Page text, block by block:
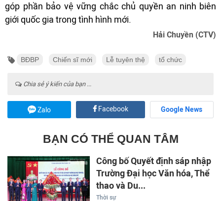
góp phần bảo vệ vững chắc chủ quyền an ninh biên
giới quốc gia trong tình hình mới.
Hải Chuyền (CTV)
BĐBP Chiến sĩ mới Lễ tuyên thệ tổ chức
Chia sẻ ý kiến của bạn ...
Zalo Facebook Google News
BẠN CÓ THỂ QUAN TÂM
Công bố Quyết định sáp nhập
Trường Đại học Văn hóa, Thể
thao và Du...
Thời sự